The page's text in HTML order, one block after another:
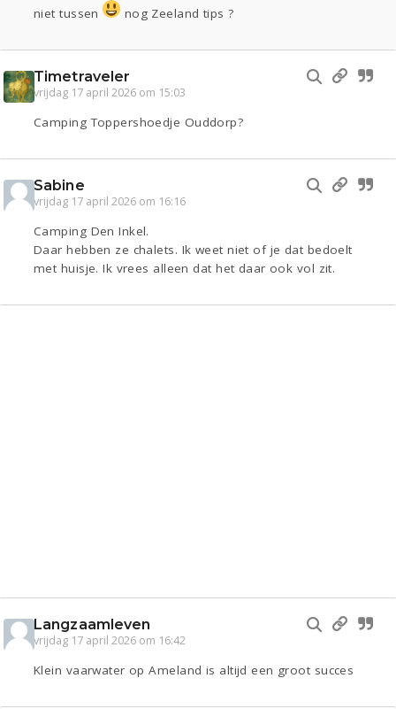
niet tussen
nog Zeeland tips ?
Timetraveler
vrijdag 17 april 2026 om 15:03
Camping Toppershoedje Ouddorp?
Sabine
vrijdag 17 april 2026 om 16:16
Camping Den Inkel.
Daar hebben ze chalets. Ik weet niet of je dat bedoelt
met huisje. Ik vrees alleen dat het daar ook vol zit.
Langzaamleven
vrijdag 17 april 2026 om 16:42
Klein vaarwater op Ameland is altijd een groot succes